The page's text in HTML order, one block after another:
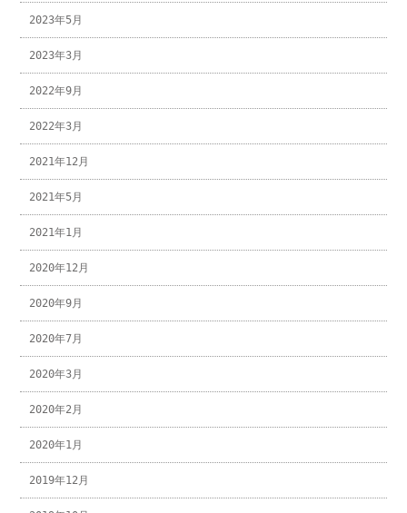
2023年5月
2023年3月
2022年9月
2022年3月
2021年12月
2021年5月
2021年1月
2020年12月
2020年9月
2020年7月
2020年3月
2020年2月
2020年1月
2019年12月